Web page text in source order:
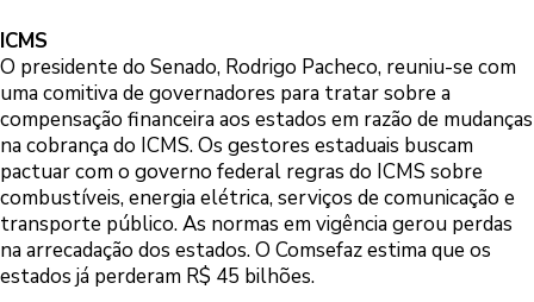
ICMS
O presidente do Senado, Rodrigo Pacheco, reuniu-se com
uma comitiva de governadores para tratar sobre a
compensação financeira aos estados em razão de mudanças
na cobrança do ICMS. Os gestores estaduais buscam
pactuar com o governo federal regras do ICMS sobre
combustíveis, energia elétrica, serviços de comunicação e
transporte público. As normas em vigência gerou perdas
na arrecadação dos estados. O Comsefaz estima que os
estados já perderam R$ 45 bilhões.